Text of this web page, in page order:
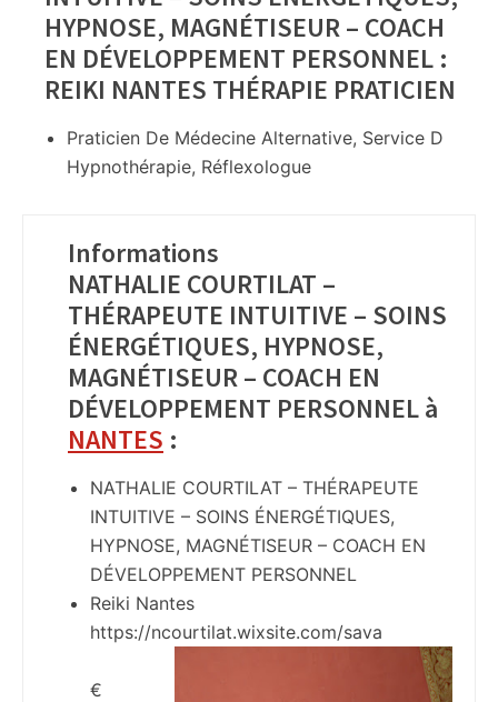
HYPNOSE, MAGNÉTISEUR – COACH
EN DÉVELOPPEMENT PERSONNEL :
REIKI NANTES THÉRAPIE PRATICIEN
Praticien De Médecine Alternative, Service D
Hypnothérapie, Réflexologue
Informations
NATHALIE COURTILAT –
THÉRAPEUTE INTUITIVE – SOINS
ÉNERGÉTIQUES, HYPNOSE,
MAGNÉTISEUR – COACH EN
DÉVELOPPEMENT PERSONNEL à
NANTES :
NATHALIE COURTILAT – THÉRAPEUTE
INTUITIVE – SOINS ÉNERGÉTIQUES,
HYPNOSE, MAGNÉTISEUR – COACH EN
DÉVELOPPEMENT PERSONNEL
Reiki Nantes
https://ncourtilat.wixsite.com/sava
€